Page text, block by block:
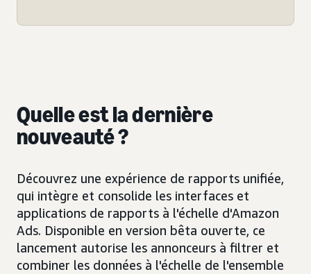
Quelle est la dernière
nouveauté ?
Découvrez une expérience de rapports unifiée,
qui intègre et consolide les interfaces et
applications de rapports à l'échelle d'Amazon
Ads. Disponible en version bêta ouverte, ce
lancement autorise les annonceurs à filtrer et
combiner les données à l'échelle de l'ensemble